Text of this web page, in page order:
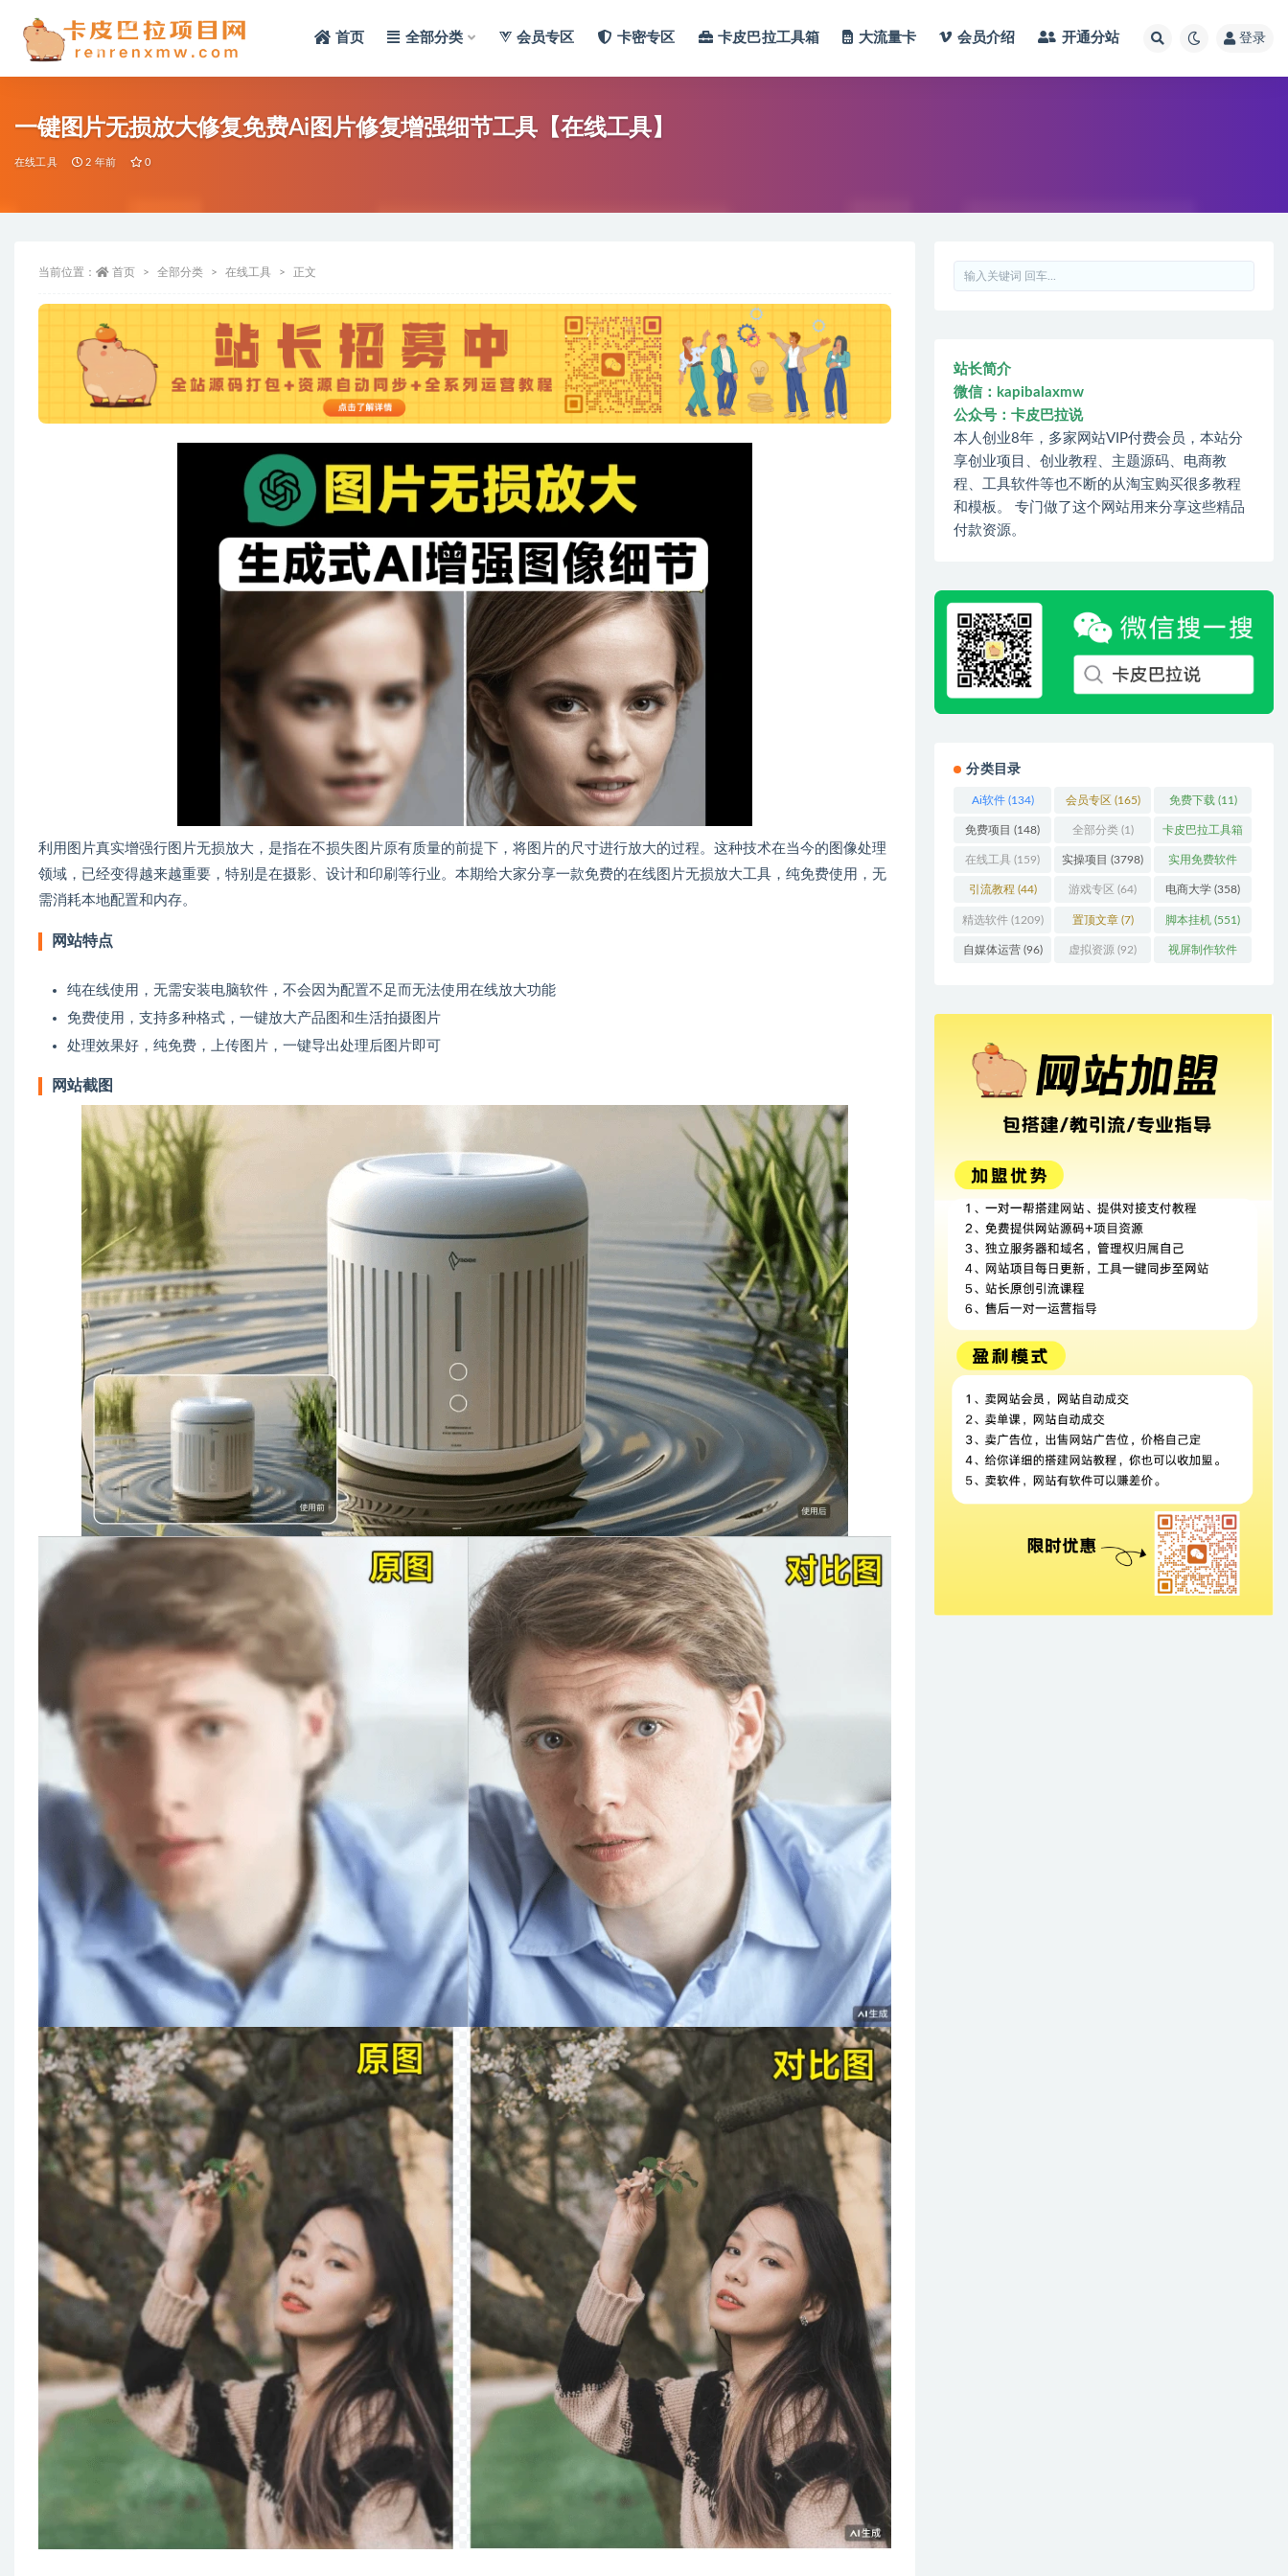
首页 全部分类 会员专区 卡密专区 卡皮巴拉工具箱 大流量卡 会员介绍 开通分站 登录
一键图片无损放大修复免费Ai图片修复增强细节工具【在线工具】
在线工具 2 年前 0
当前位置： 首页 全部分类 在线工具 正文
利用图片真实增强行图片无损放大，是指在不损失图片原有质量的前提下，将图片的尺寸进行放大的过程。这种技术在当今的图像处理
领域，已经变得越来越重要，特别是在摄影、设计和印刷等行业。本期给大家分享一款免费的在线图片无损放大工具，纯免费使用，无
需消耗本地配置和内存。
网站特点
纯在线使用，无需安装电脑软件，不会因为配置不足而无法使用在线放大功能
免费使用，支持多种格式，一键放大产品图和生活拍摄图片
处理效果好，纯免费，上传图片，一键导出处理后图片即可
网站截图
站长简介
微信：kapibalaxmw
公众号：卡皮巴拉说
本人创业8年，多家网站VIP付费会员，本站分
享创业项目、创业教程、主题源码、电商教
程、工具软件等也不断的从淘宝购买很多教程
和模板。 专门做了这个网站用来分享这些精品
付款资源。
分类目录
Ai软件(134) 会员专区 (165) 免费下载 (11)
免费项目 (148) 全部分类(1) 卡皮巴拉工具箱
(3)
在线工具 (159) 实操项目 (3798) 实用免费软件
(415)
引流教程 (44) 游戏专区 (64) 电商大学 (358)
精选软件(1209) 置顶文章(7) 脚本挂机 (551)
自媒体运营(96) 虚拟资源 (92) 视屏制作软件